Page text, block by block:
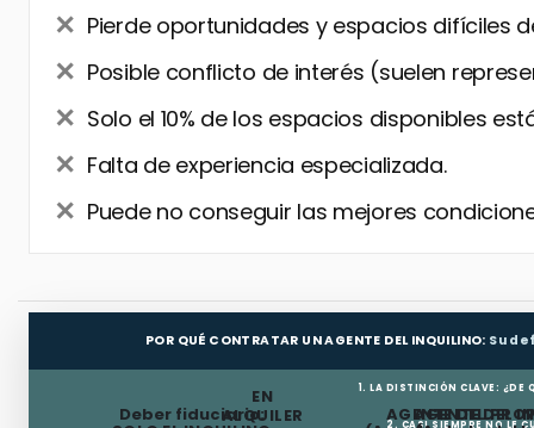
Pierde oportunidades y espacios difíciles
Posible conflicto de interés (suelen
Solo el 10% de los espacios disponibles
Falta de experiencia especializada.
Puede no conseguir las mejores
POR QUÉ CONTRATAR UN AGENTE DEL INQUILINO: Su
1. LA DISTINCIÓN CLAVE: ¿DE
AGENTE DEL
EN
ALQUILER
AGENTE DEL
Deber fiduciario: 2. CASI SIEMPRE NO LE